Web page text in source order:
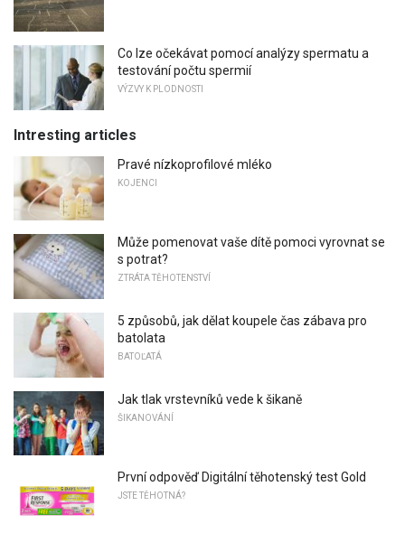
Co lze očekávat pomocí analýzy spermatu a
testování počtu spermií
VÝZVY K PLODNOSTI
Intresting articles
Pravé nízkoprofilové mléko
KOJENCI
Může pomenovat vaše dítě pomoci vyrovnat se
s potrat?
ZTRÁTA TĚHOTENSTVÍ
5 způsobů, jak dělat koupele čas zábava pro
batolata
BATOĽATÁ
Jak tlak vrstevníků vede k šikaně
ŠIKANOVÁNÍ
První odpověď Digitální těhotenský test Gold
JSTE TĚHOTNÁ?